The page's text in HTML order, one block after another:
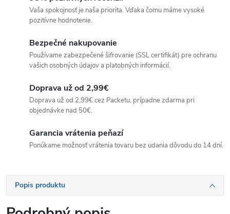
Vaša spokojnosť je naša priorita. Vďaka čomu máme vysoké
pozitívne hodnotenie.
Bezpečné nakupovanie
Používame zabezpečené šifrovanie (SSL certifikát) pre ochranu
vašich osobných údajov a platobných informácií.
Doprava už od 2,99€
Doprava už od 2,99€ cez Packetu, prípadne zdarma pri
objednávke nad 50€.
Garancia vrátenia peňazí
Ponúkame možnosť vrátenia tovaru bez udania dôvodu do 14 dní.
Popis produktu